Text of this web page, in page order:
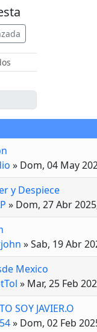
» Dom, 04 May
y Despiece
» Dom, 27 Abr
»Sab, 19 Abr
Mexico
» Mar, 25 Feb
SOY JAVIER.O
» Dom, 02 Feb